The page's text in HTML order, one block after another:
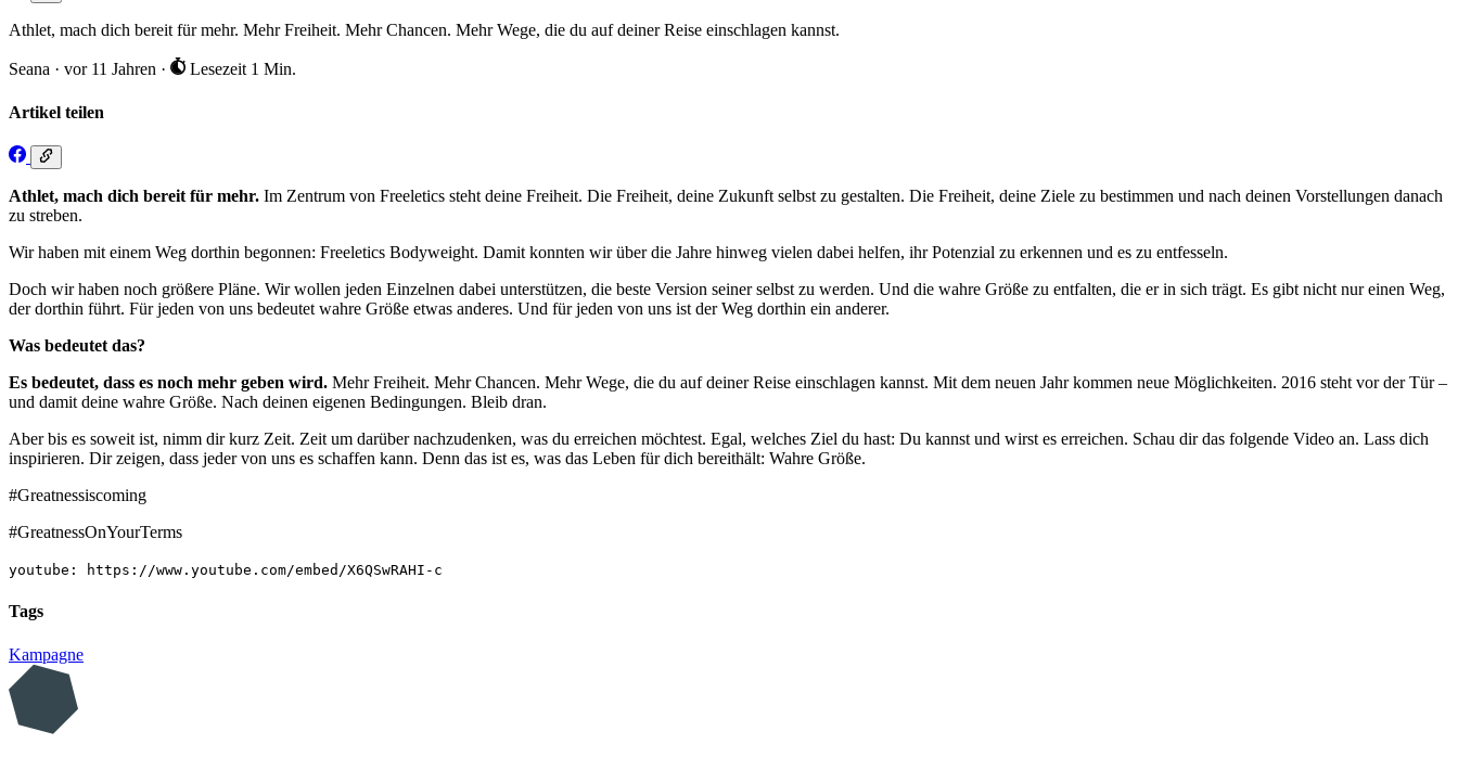
Athlet, mach dich bereit für mehr. Mehr Freiheit. Mehr Chancen. Mehr Wege, die du auf deiner Reise einschlagen kannst.
Seana · vor 11 Jahren · Lesezeit 1 Min.
Artikel teilen
Athlet, mach dich bereit für mehr. Im Zentrum von Freeletics steht deine Freiheit. Die Freiheit, deine Zukunft selbst zu gestalten. Die Freiheit, deine Ziele zu bestimmen und nach deinen Vorstellungen danach
zu streben.
Wir haben mit einem Weg dorthin begonnen: Freeletics Bodyweight. Damit konnten wir über die Jahre hinweg vielen dabei helfen, ihr Potenzial zu erkennen und es zu entfesseln.
Doch wir haben noch größere Pläne. Wir wollen jeden Einzelnen dabei unterstützen, die beste Version seiner selbst zu werden. Und die wahre Größe zu entfalten, die er in sich trägt. Es gibt nicht nur einen Weg,
der dorthin führt. Für jeden von uns bedeutet wahre Größe etwas anderes. Und für jeden von uns ist der Weg dorthin ein anderer.
Was bedeutet das?
Es bedeutet, dass es noch mehr geben wird. Mehr Freiheit. Mehr Chancen. Mehr Wege, die du auf deiner Reise einschlagen kannst. Mit dem neuen Jahr kommen neue Möglichkeiten. 2016 steht vor der Tür –
und damit deine wahre Größe. Nach deinen eigenen Bedingungen. Bleib dran.
Aber bis es soweit ist, nimm dir kurz Zeit. Zeit um darüber nachzudenken, was du erreichen möchtest. Egal, welches Ziel du hast: Du kannst und wirst es erreichen. Schau dir das folgende Video an. Lass dich
inspirieren. Dir zeigen, dass jeder von uns es schaffen kann. Denn das ist es, was das Leben für dich bereithält: Wahre Größe.
#Greatnessiscoming
#GreatnessOnYourTerms
youtube: https://www.youtube.com/embed/X6QSwRAHI-c
Tags
Kampagne